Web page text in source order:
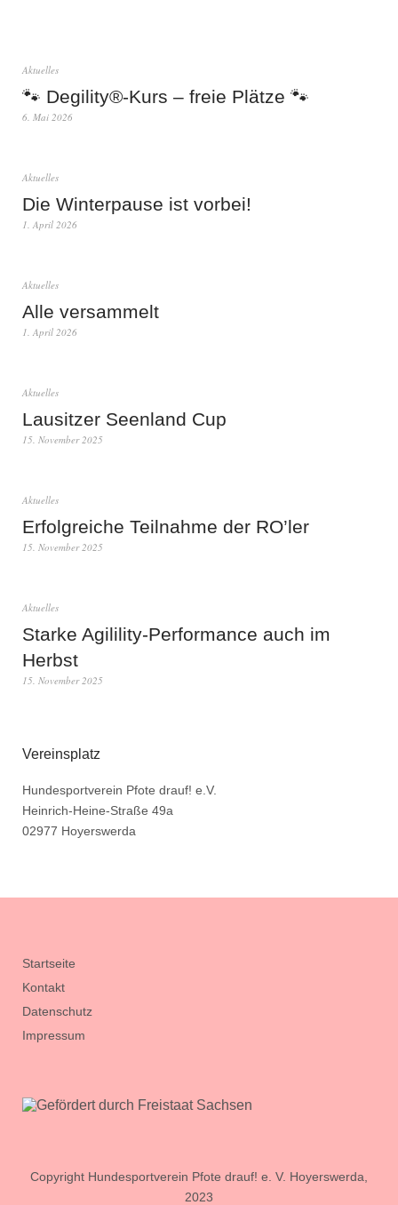
Aktuelles
🐾 Degility®-Kurs – freie Plätze 🐾
6. Mai 2026
Aktuelles
Die Winterpause ist vorbei!
1. April 2026
Aktuelles
Alle versammelt
1. April 2026
Aktuelles
Lausitzer Seenland Cup
15. November 2025
Aktuelles
Erfolgreiche Teilnahme der RO’ler
15. November 2025
Aktuelles
Starke Agilility-Performance auch im
Herbst
15. November 2025
Vereinsplatz
Hundesportverein Pfote drauf! e.V.
Heinrich-Heine-Straße 49a
02977 Hoyerswerda
Startseite
Kontakt
Datenschutz
Impressum
Copyright Hundesportverein Pfote drauf! e. V. Hoyerswerda,
2023